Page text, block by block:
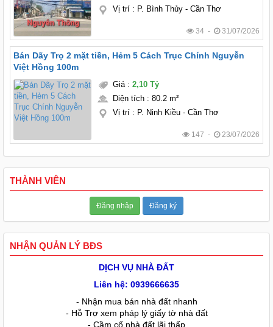
Vị trí: P. Bình Thủy - Cần Thơ
34 - 31/07/2026
Bán Dãy Trọ 2 mặt tiền, Hẻm 5 Cách Trục Chính Nguyễn
Việt Hồng 100m
Giá: 2,10 Tỷ
Diện tích: 80.2 m²
Vị trí: P. Ninh Kiều - Cần Thơ
147 - 23/07/2026
THÀNH VIÊN
Đăng nhập Đăng ký
NHẬN QUẢN LÝ BĐS
DỊCH VỤ NHÀ ĐẤT
Liên hệ: 0939666635
- Nhận mua bán nhà đất nhanh
- Hỗ Trợ xem pháp lý giấy tờ nhà đất
- Cầm cố nhà đất lãi thấp